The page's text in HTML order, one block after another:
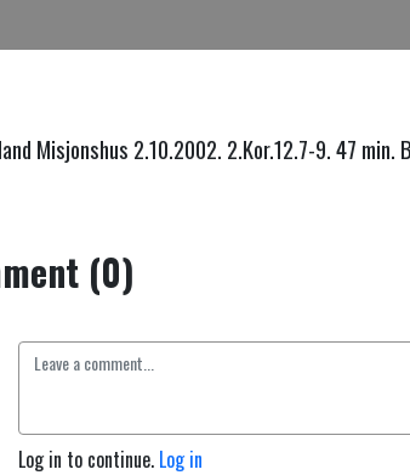
Misjonshus 2.10.2002. 2.Kor.12.7-9. 47 min.
(0)
Log in to continue. Log in